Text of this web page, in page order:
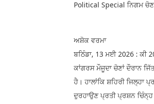
Political Special ਨਿਗਮ
ਅਸ਼ੋਕ ਵਰਮਾ
ਬਠਿੰਡਾ, 13 ਮਈ 2026 : ਕੀ
ਕਾਂਗਰਸ ਮੌਜੂਦਾ ਚੋਣਾਂ ਦੌਰਾਨ
ਹੈ। ਹਾਲਾਂਕਿ ਸ਼ਹਿਰੀ
ਦੁਰਹਾਉਣ ਪ੍ਰਤੀ ਪ੍ਰਸ਼ਨ ਚਿੰਨ੍ਹ